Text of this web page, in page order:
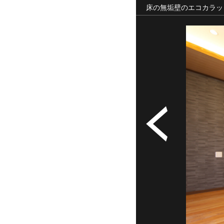
床の無垢壁のエコカラ